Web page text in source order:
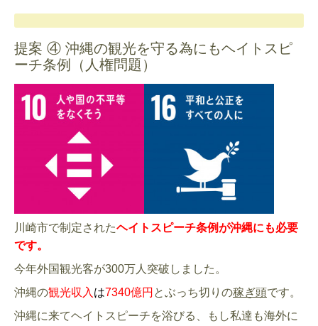
提案 ④ 沖縄の観光を守る為にもヘイトスピ
ーチ条例（人権問題）
川崎市で制定されたヘイトスピーチ条例が沖縄にも必要
です。
今年外国観光客が300万人突破しました。
沖縄の観光収入 は7340億円 とぶっち切りの稼ぎ頭です。
沖縄に来てヘイトスピーチを浴びる、もし私達も海外に